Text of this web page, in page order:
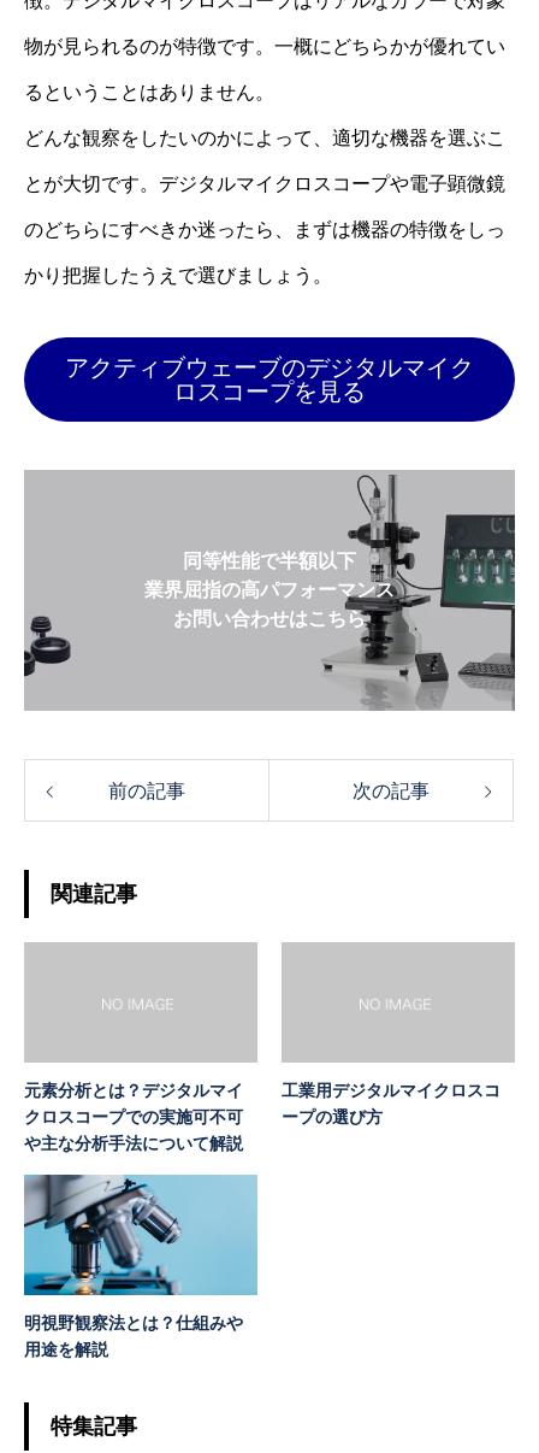
物が見られるのが特徴です。一概にどちらかが優れてい
るということはありません。
どんな観察をしたいのかによって、適切な機器を選ぶこ
とが大切です。デジタルマイクロスコープや電子顕微鏡
のどちらにすべきか迷ったら、まずは機器の特徴をしっ
かり把握したうえで選びましょう。
アクティブウェーブのデジタルマイク
ロスコープを見る
同等性能で半額以下
業界屈指の高パフォーマンス
お問い合わせはこちら
前の記事 次の記事
関連記事
元素分析とは？デジタルマイ
クロスコープでの実施可不可
や主な分析手法について解説
工業用デジタルマイクロスコ
ープの選び方
明視野観察法とは？仕組みや
用途を解説
特集記事